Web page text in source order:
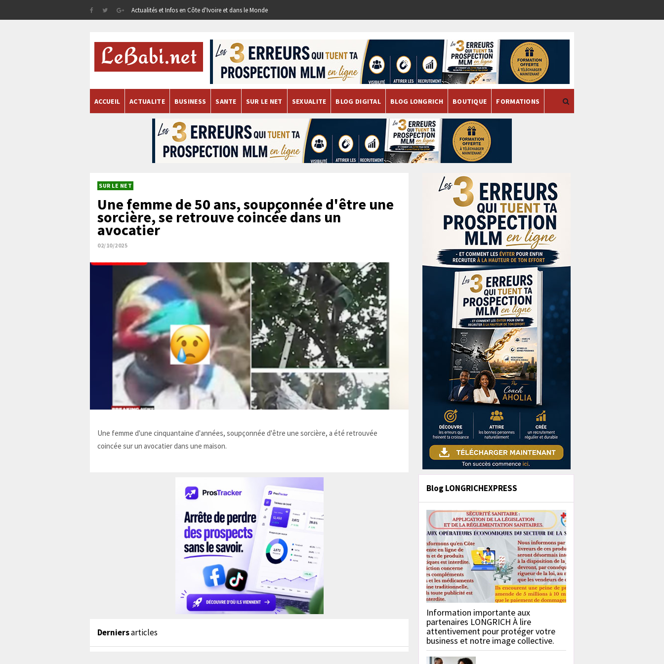
Actualités et Infos en Côte d'Ivoire et dans le Monde
ACCUEIL ACTUALITE BUSINESS SANTE SUR LE NET SEXUALITE BLOG DIGITAL BLOG LONGRICH BOUTIQUE FORMATIONS
SUR LE NET
Une femme de 50 ans, soupçonnée d'être une
sorcière, se retrouve coincée dans un
avocatier
02/10/2025
Une femme d'une cinquantaine d'années, soupçonnée d'être une sorcière, a été retrouvée
coincée sur un avocatier dans une maison.
Derniersarticles
Blog LONGRICHEXPRESS
Information importante aux
partenaires LONGRICH À lire
attentivement pour protéger votre
business et notre image collective.